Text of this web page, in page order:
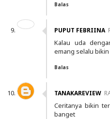
Balas
PUPUT FEBRIINA
Kalau uda
emang selalu
Balas
TANAKAREVIEW
Ceritanya bikin
banget